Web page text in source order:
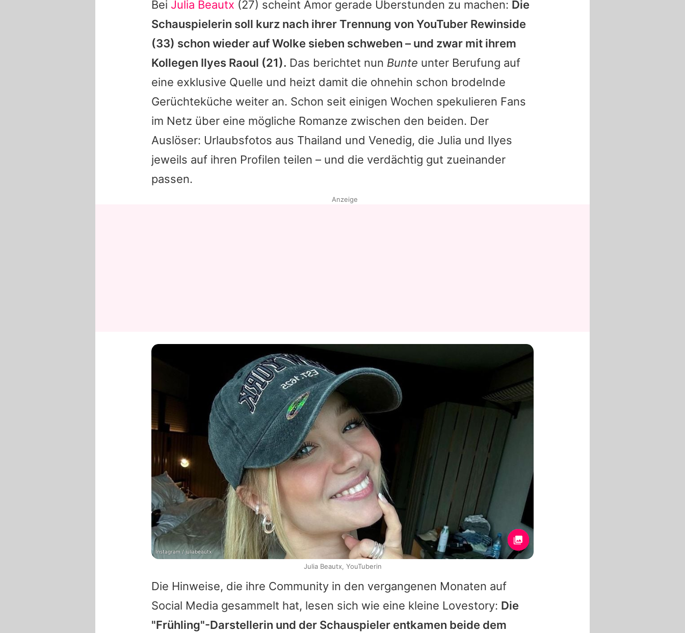
Bei Julia Beautx (27) scheint Amor gerade Überstunden zu machen: Die
Schauspielerin soll kurz nach ihrer Trennung von YouTuber Rewinside
(33) schon wieder auf Wolke sieben schweben – und zwar mit ihrem
Kollegen Ilyes Raoul (21). Das berichtet nun Bunte unter Berufung auf
eine exklusive Quelle und heizt damit die ohnehin schon brodelnde
Gerüchteküche weiter an. Schon seit einigen Wochen spekulieren Fans
im Netz über eine mögliche Romanze zwischen den beiden. Der
Auslöser: Urlaubsfotos aus Thailand und Venedig, die Julia und Ilyes
jeweils auf ihren Profilen teilen – und die verdächtig gut zueinander
passen.
Die Hinweise, die ihre Community in den vergangenen Monaten auf
Social Media gesammelt hat, lesen sich wie eine kleine Lovestory: Die
"Frühling"-Darstellerin und der Schauspieler entkamen beide dem
Anzeige
Instagram / juliabeautx
Julia Beautx, YouTuberin